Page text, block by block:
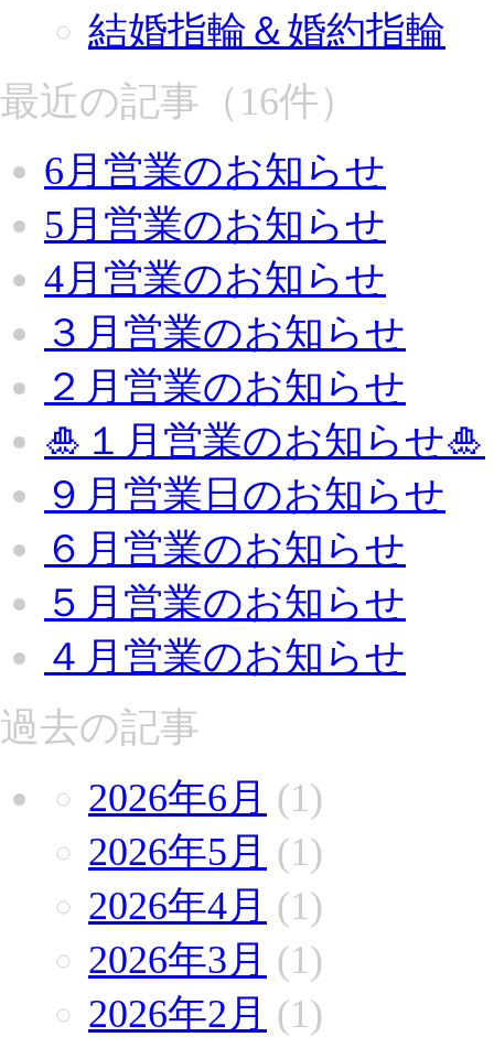
結婚指輪＆婚約指輪
最近の記事（16件）
6月営業のお知らせ
5月営業のお知らせ
4月営業のお知らせ
３月営業のお知らせ
２月営業のお知らせ
🎍１月営業のお知らせ🎍
９月営業日のお知らせ
６月営業のお知らせ
５月営業のお知らせ
４月営業のお知らせ
過去の記事
2026年6月 (1)
2026年5月 (1)
2026年4月 (1)
2026年3月 (1)
2026年2月 (1)